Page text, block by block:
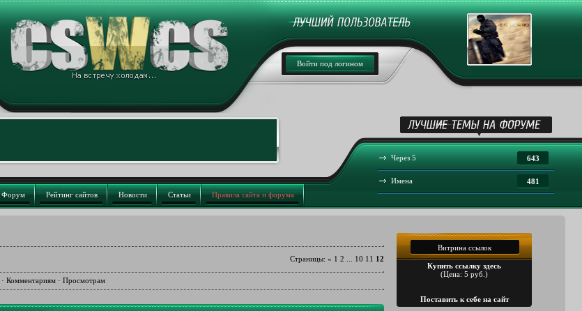
Войти под логином
643
Через 5
481
Имена
Форум Рейтинг сайтов Новости Статьи Правила сайта и форума
Витрина ссылок
Купить ссылку здесь
(Цена: 5 руб.)
Поставить к себе на сайт
Страницы: « 1 2 10 11 12
· Комментариям · Просмотрам